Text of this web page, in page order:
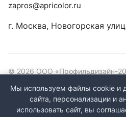
zapros@apricolor.ru
г. Москва, Новогорская
© 2026 ООО «Профильдизайн-
Мы используем файлы cookie и
сайта, персонализации и
использовать сайт, вы